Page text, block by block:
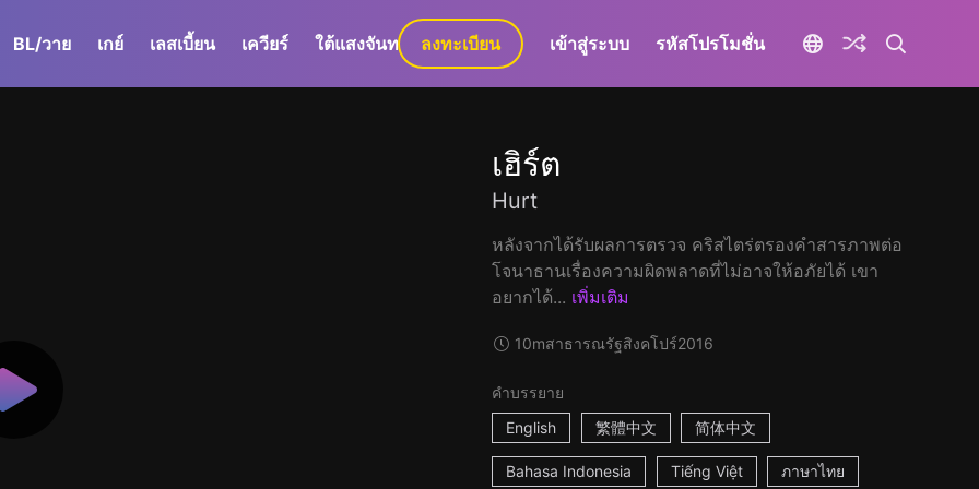
BL/วาย เกย์ เลสเบี้ยน เควียร์ ใต้แสงจันทร์ GaLa+
ลงทะเบียน เข้าสู่ระบบ รหัสโปรโมชั่น
เฮิร์ต
Hurt
หลังจากได้รับผลการตรวจ คริสไตร่ตรองคำสารภาพต่อ
โจนาธานเรื่องความผิดพลาดที่ไม่อาจให้อภัยได้ เขา
อยากได้... เพิ่มเติม
10mสาธารณรัฐสิงคโปร์2016
คำบรรยาย
English
繁體中文 简体中文
Bahasa Indonesia Tiếng Việt ภาษาไทย